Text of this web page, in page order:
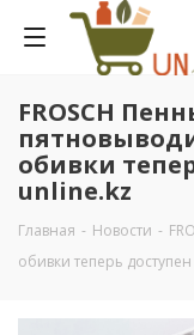
FROSCH
обивки
unline.kz
Главная - Новости -
обивки теперь